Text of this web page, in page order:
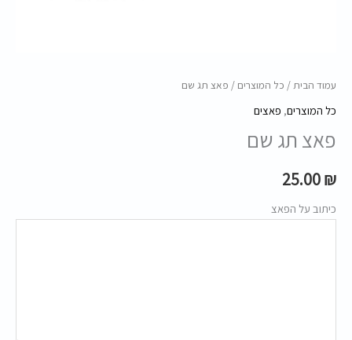
עמוד הבית/ כל המוצרים / פאצ תג שם
כל המוצרים, פאצים
פאצ תג שם
25.00₪
כיתוב על הפאצ